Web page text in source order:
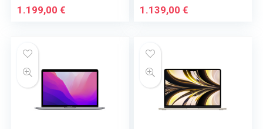
1.199,00€ 1.139,00€